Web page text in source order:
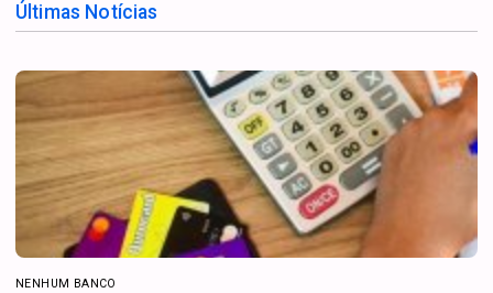
Últimas Notícias
NENHUM BANCO